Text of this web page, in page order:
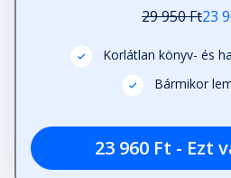
29 950 Ft23
Korlátlan könyv- és
Bármikor
23 960 Ft - Ezt